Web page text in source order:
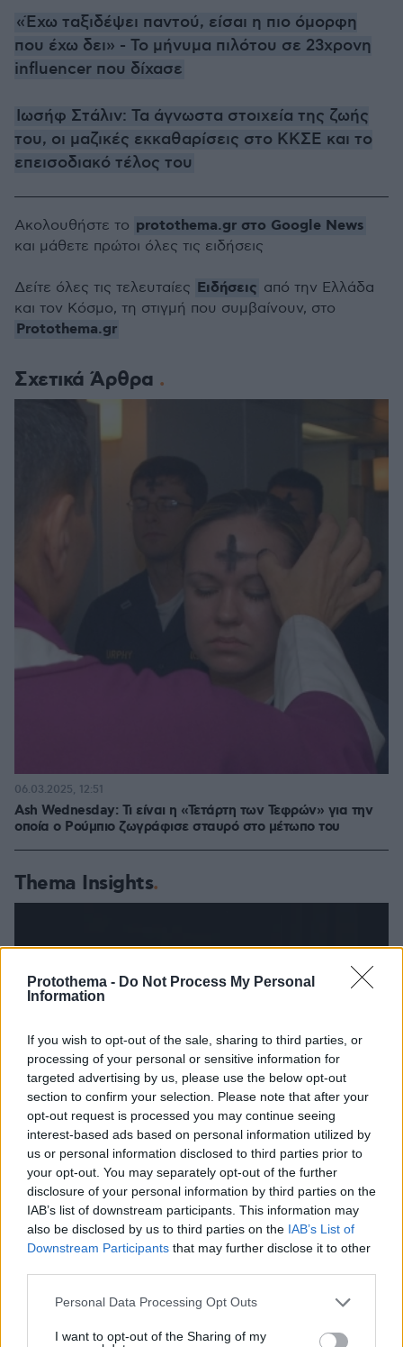
Protothema - Do Not Process My Personal
Information
If you wish to opt-out of the sale, sharing to third parties, or
processing of your personal or sensitive information for
targeted advertising by us, please use the below opt-out
section to confirm your selection. Please note that after your
opt-out request is processed you may continue seeing
interest-based ads based on personal information utilized by
us or personal information disclosed to third parties prior to
your opt-out. You may separately opt-out of the further
disclosure of your personal information by third parties on the
IAB’s list of downstream participants. This information may
also be disclosed by us to third parties on the IAB’s List of
Downstream Participants that may further disclose it to other
Please note that this website/app uses one or more Google
not limited to your visit or usage behaviour. You may click to
Personal Data Processing Opt Outs
I want to opt-out of the Sharing of my
«Έχω ταξιδέψει παντού, είσαι η πιο όμορφη
που έχω δει» - Το μήνυμα πιλότου σε 23χρονη
influencer που δίχασε
Ιωσήφ Στάλιν: Τα άγνωστα στοιχεία της ζωής
του, οι μαζικές εκκαθαρίσεις στο ΚΚΣΕ και το
επεισοδιακό τέλος του
Σχετικά Άρθρα
Ash Wednesday: Τι είναι η «Τετάρτη των Τεφρών» για την
οποία ο Ρούμπιο ζωγράφισε σταυρό στο μέτωπο του
06.03.2025, 12:51
Thema Insights
Ακολουθήστε το protothema.gr στο Google News
και μάθετε πρώτοι όλες τις ειδήσεις
Δείτε όλες τις τελευταίες Ειδήσεις από την Ελλάδα
και τον Κόσμο, τη στιγμή που συμβαίνουν, στο
Protothema.gr